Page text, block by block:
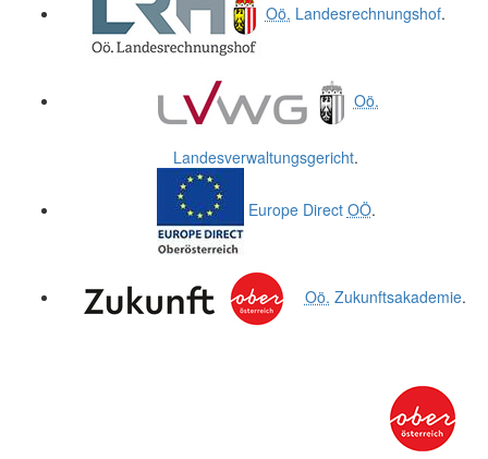
Oö. Landesrechnungshof.
Oö.
Landesverwaltungsgericht.
Europe Direct OÖ.
Oö. Zukunftsakademie.